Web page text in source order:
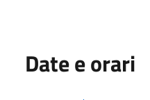
Date e orari